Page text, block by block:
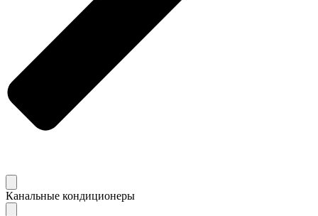
Канальные кондиционеры